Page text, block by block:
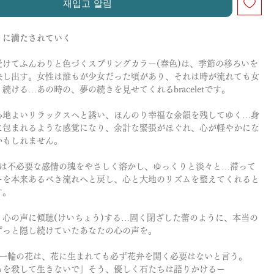
재입고 알림
満たされていく
けてふんわりと色づくスプリングカラー(春色)は、季節の移ろいを
出す。女性は誰もが少女だった頃があり、それは時が流れても女
続ける…あの時の、夢の続きを見せてくれるbraceletです。
地よいリラックスへと誘い、ほんのり幸福な余韻を残してゆく…身
まれるような感覚になり、余計な緊張がほぐれ、心が軽やかにな
しれません。
不必要な感情の塊をやさしく溶かし、ゆっくりと淡々と…滞って
本来あるべき流れへと戻し、心と大地のリズムを整えてくれると
心の声に傾聴(けいちょう)する…固く閉ざした蕾のように、本当の
と隠し続けていたあなたの心の声を。
輪の花は、花に生まれても必ず花弁を開く必要はないと言う。
殺して生きないで」そう、優しく石たちは語りかけるー